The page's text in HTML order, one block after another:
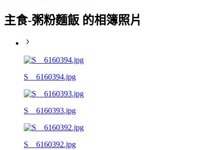
主食-粥粉麵飯 的相簿照片
S__6160394.jpg
S__6160393.jpg
S__6160392.jpg